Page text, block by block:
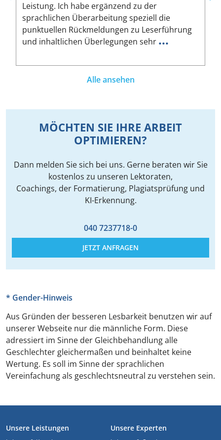
Leistung. Ich habe ergänzend zu der
sprachlichen Überarbeitung speziell die
punktuellen Rückmeldungen zu Leserführung
und inhaltlichen Überlegungen sehr ...
Alle ansehen
MÖCHTEN SIE IHRE ARBEIT
OPTIMIEREN?
Dann melden Sie sich bei uns. Gerne beraten wir Sie
kostenlos zu unseren Lektoraten,
Coachings, der Formatierung, Plagiatsprüfung und
KI-Erkennung.
040 7237718-0
JETZT ANFRAGEN
* Gender-Hinweis
Aus Gründen der besseren Lesbarkeit benutzen wir auf
unserer Webseite nur die männliche Form. Diese
adressiert im Sinne der Gleichbehandlung alle
Geschlechter gleichermaßen und beinhaltet keine
Wertung. Es soll im Sinne der sprachlichen
Vereinfachung als geschlechtsneutral zu verstehen sein.
FOOTER
Unsere Leistungen Unsere Experten